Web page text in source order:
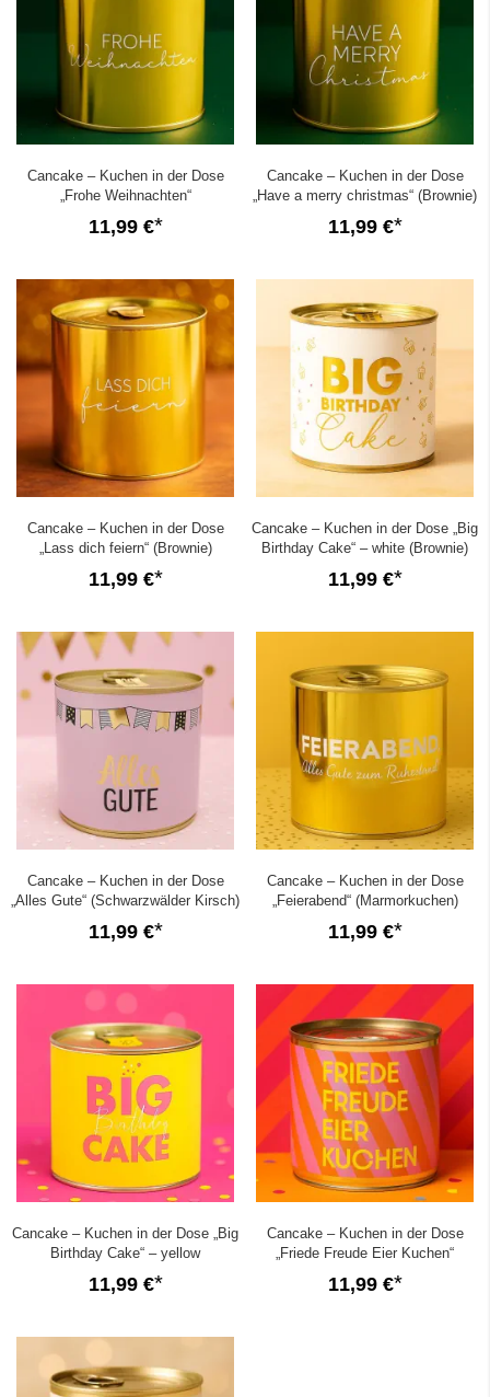
Cancake – Kuchen in der Dose
„Frohe Weihnachten“
(Schwarzwälder Kirsch)
11,99 €
Cancake – Kuchen in der Dose
„Have a merry christmas“ (Brownie)
11,99 €
Cancake – Kuchen in der Dose
„Lass dich feiern“ (Brownie)
11,99 €
Cancake – Kuchen in der Dose „Big
Birthday Cake“ – white (Brownie)
11,99 €
Cancake – Kuchen in der Dose
„Alles Gute“ (Schwarzwälder Kirsch)
11,99 €
Cancake – Kuchen in der Dose
„Feierabend“ (Marmorkuchen)
11,99 €
Cancake – Kuchen in der Dose „Big
Birthday Cake“ – yellow
(Zitronenkuchen)
11,99 €
Cancake – Kuchen in der Dose
„Friede Freude Eier Kuchen“
11,99 €